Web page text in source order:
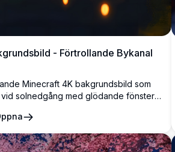
- Förtrollande Bykanal
Minecraft 4K bakgrundsbild som
solnedgång med glödande fönster,
fridfulla kanalreflektioner. Det
fångar den varma stämningen av
värld.